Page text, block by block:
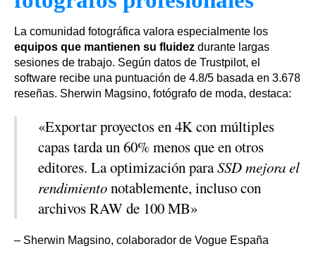
La comunidad fotográfica valora especialmente los
equipos que mantienen su fluidez durante largas
sesiones de trabajo. Según datos de Trustpilot, el
software recibe una puntuación de 4.8/5 basada en 3.678
reseñas. Sherwin Magsino, fotógrafo de moda, destaca:
«Exportar proyectos en 4K con múltiples
capas tarda un 60% menos que en otros
editores. La optimización paraSSD mejora el
rendimientonotablemente, incluso con
archivos RAW de 100 MB»
– Sherwin Magsino, colaborador de Vogue España